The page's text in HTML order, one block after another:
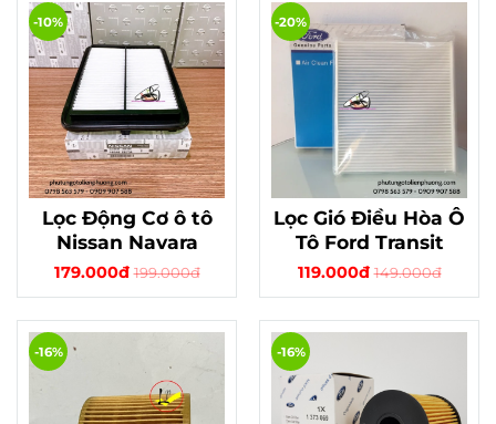
Lọc Động Cơ ô tô
Nissan Navara
179.000đ 199.000đ
-10%
Lọc Gió Điều Hòa Ô
Tô Ford Transit
119.000đ 149.000đ
-20%
-16% -16%